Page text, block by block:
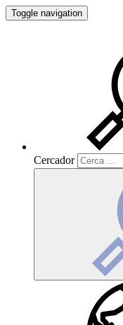
Toggle navigation
Cercador